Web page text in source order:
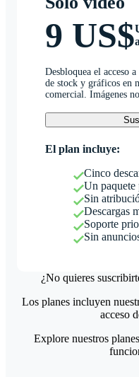
9 US$
Desbloquea el acceso
de stock y gráficos en
comercial. Imágenes
El plan incluye:
Cinco
Un paquete
Sin
Descargas
Soporte
Sin
¿No quieres
Los planes incluyen
acceso
Explore nuestros planes